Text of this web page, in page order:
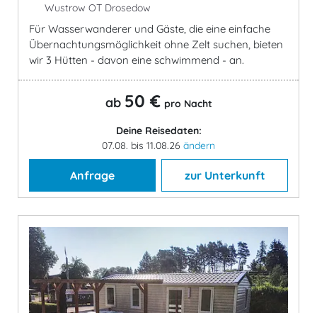
Wustrow OT Drosedow
Für Wasserwanderer und Gäste, die eine einfache
Übernachtungsmöglichkeit ohne Zelt suchen, bieten
wir 3 Hütten - davon eine schwimmend - an.
ab 50 € pro Nacht
Deine Reisedaten:
07.08. bis 11.08.26 ändern
Anfrage zur Unterkunft